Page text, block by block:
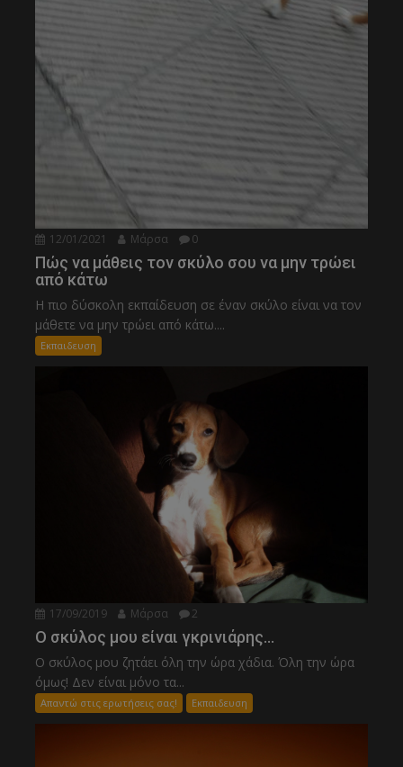
12/01/2021 Μάρσα 0
Πώς να μάθεις τον σκύλο σου να μην τρώει
από κάτω
Η πιο δύσκολη εκπαίδευση σε έναν σκύλο είναι να τον
μάθετε να μην τρώει από κάτω....
Εκπαιδευση
17/09/2019 Μάρσα 2
Ο σκύλος μου είναι γκρινιάρης…
Ο σκύλος μου ζητάει όλη την ώρα χάδια. Όλη την ώρα
όμως! Δεν είναι μόνο τα...
Απαντώ στις ερωτήσεις σας! Εκπαιδευση